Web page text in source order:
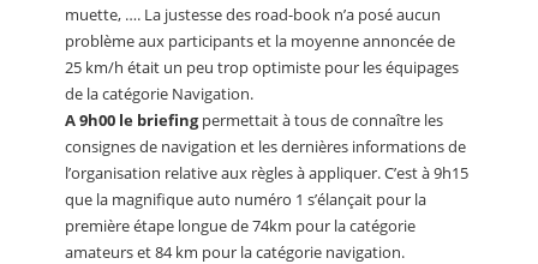
muette, …. La justesse des road-book n’a posé aucun
problème aux participants et la moyenne annoncée de
25 km/h était un peu trop optimiste pour les équipages
de la catégorie Navigation.
A 9h00 le briefingpermettait à tous de connaître les
consignes de navigation et les dernières informations de
l’organisation relative aux règles à appliquer. C’est à 9h15
que la magnifique auto numéro 1 s’élançait pour la
première étape longue de 74km pour la catégorie
amateurs et 84 km pour la catégorie navigation.